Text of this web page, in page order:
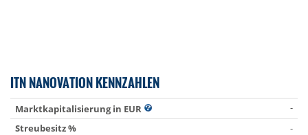
ITN NANOVATION KENNZAHLEN
Marktkapitalisierung in EUR
-
Streubesitz %
-